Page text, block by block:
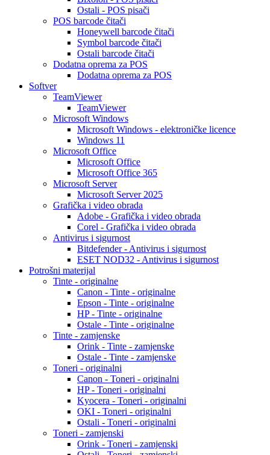
Ostali - POS pisači
POS barcode čitači
Honeywell barcode čitači
Symbol barcode čitači
Ostali barcode čitači
Dodatna oprema za POS
Dodatna oprema za POS
Softver
TeamViewer
TeamViewer
Microsoft Windows
Microsoft Windows - elektroničke licence
Windows 11
Microsoft Office
Microsoft Office
Microsoft Office 365
Microsoft Server
Microsoft Server 2025
Grafička i video obrada
Adobe - Grafička i video obrada
Corel - Grafička i video obrada
Antivirus i sigurnost
Bitdefender - Antivirus i sigurnost
ESET NOD32 - Antivirus i sigurnost
Potrošni materijal
Tinte - originalne
Canon - Tinte - originalne
Epson - Tinte - originalne
HP - Tinte - originalne
Ostale - Tinte - originalne
Tinte - zamjenske
Orink - Tinte - zamjenske
Ostale - Tinte - zamjenske
Toneri - originalni
Canon - Toneri - originalni
HP - Toneri - originalni
Kyocera - Toneri - originalni
OKI - Toneri - originalni
Ostali - Toneri - originalni
Toneri - zamjenski
Orink - Toneri - zamjenski